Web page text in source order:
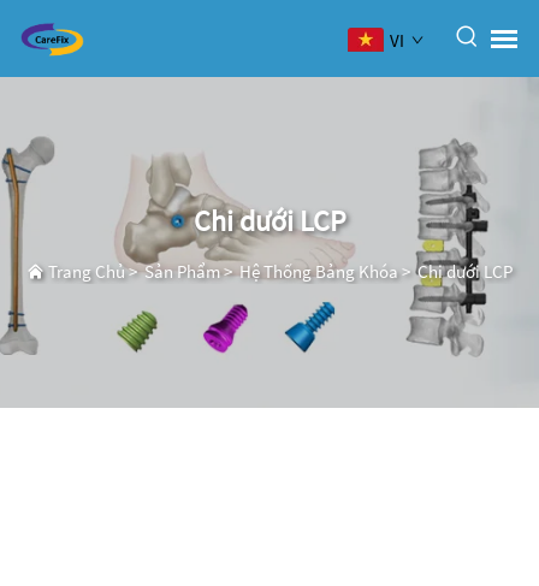
VI
Chi dưới LCP
Trang Chủ>Sản Phẩm>Hệ Thống Bảng Khóa>Chi dưới LCP